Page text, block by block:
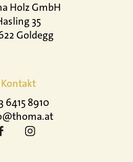
Holz GmbH
35
Goldegg
Kontakt
6415 8910